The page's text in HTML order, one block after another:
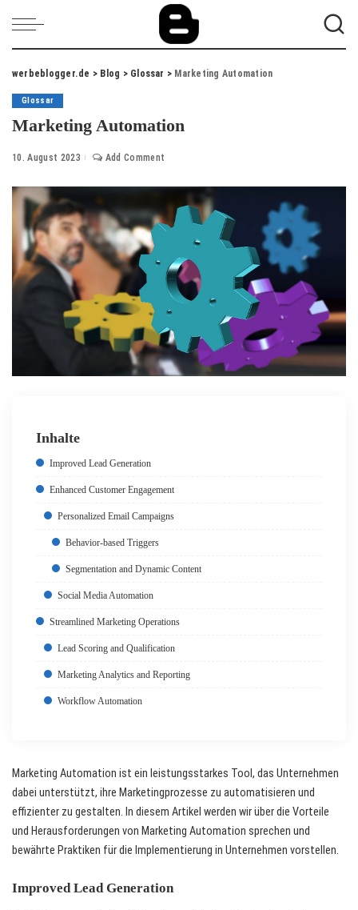
werbeblogger.de > Blog > Glossar > Marketing Automation
Glossar
Marketing Automation
10. August 2023 Add Comment
Inhalte
Improved Lead Generation
Enhanced Customer Engagement
Personalized Email Campaigns
Behavior-based Triggers
Segmentation and Dynamic Content
Social Media Automation
Streamlined Marketing Operations
Lead Scoring and Qualification
Marketing Analytics and Reporting
Workflow Automation
Marketing Automation ist ein leistungsstarkes Tool, das Unternehmen
dabei unterstützt, ihre Marketingprozesse zu automatisieren und
effizienter zu gestalten. In diesem Artikel werden wir über die Vorteile
und Herausforderungen von Marketing Automation sprechen und
bewährte Praktiken für die Implementierung in Unternehmen vorstellen.
Improved Lead Generation